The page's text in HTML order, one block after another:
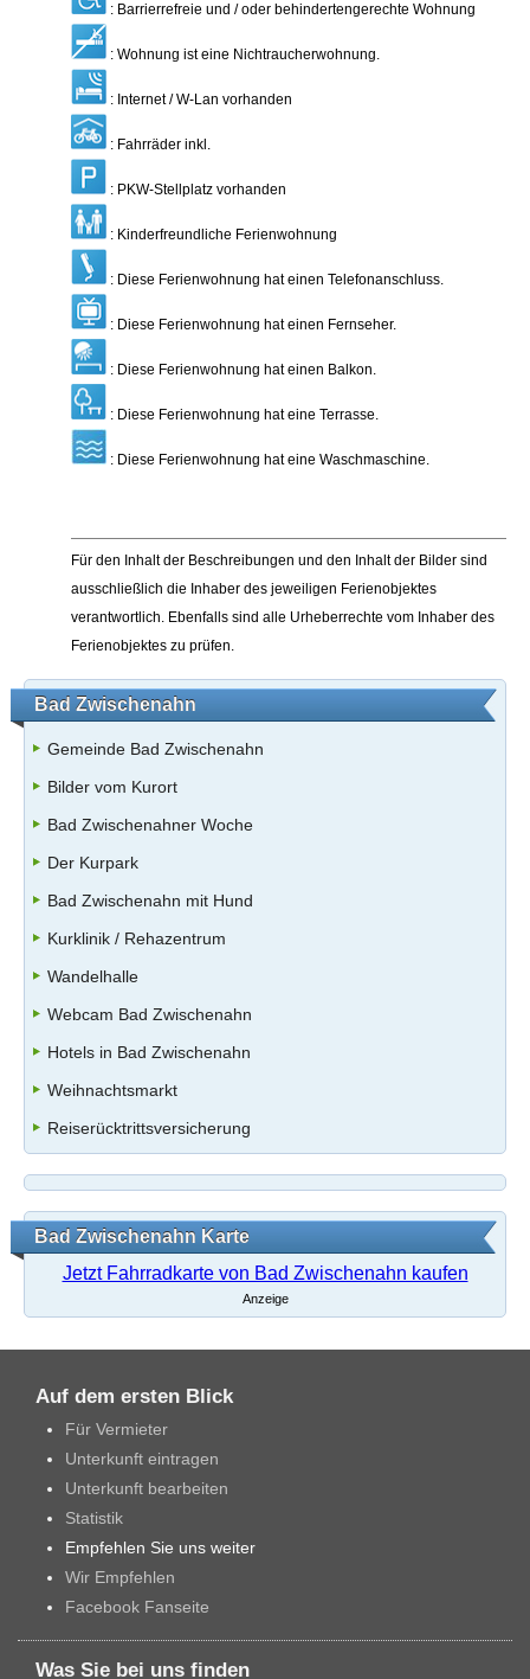
: Barrierrefreie und / oder behindertengerechte Wohnung
: Wohnung ist eine Nichtraucherwohnung.
: Internet / W-Lan vorhanden
: Fahrräder inkl.
: PKW-Stellplatz vorhanden
: Kinderfreundliche Ferienwohnung
: Diese Ferienwohnung hat einen Telefonanschluss.
: Diese Ferienwohnung hat einen Fernseher.
: Diese Ferienwohnung hat einen Balkon.
: Diese Ferienwohnung hat eine Terrasse.
: Diese Ferienwohnung hat eine Waschmaschine.
Für den Inhalt der Beschreibungen und den Inhalt der Bilder sind
ausschließlich die Inhaber des jeweiligen Ferienobjektes
verantwortlich. Ebenfalls sind alle Urheberrechte vom Inhaber des
Ferienobjektes zu prüfen.
Bad Zwischenahn
Gemeinde Bad Zwischenahn
Bilder vom Kurort
Bad Zwischenahner Woche
Der Kurpark
Bad Zwischenahn mit Hund
Kurklinik / Rehazentrum
Wandelhalle
Webcam Bad Zwischenahn
Hotels in Bad Zwischenahn
Weihnachtsmarkt
Reiserücktrittsversicherung
Bad Zwischenahn Karte
Jetzt Fahrradkarte von Bad Zwischenahn kaufen
Anzeige
Auf dem ersten Blick
Für Vermieter
Unterkunft eintragen
Unterkunft bearbeiten
Statistik
Empfehlen Sie uns weiter
Wir Empfehlen
Facebook Fanseite
Was Sie bei uns finden